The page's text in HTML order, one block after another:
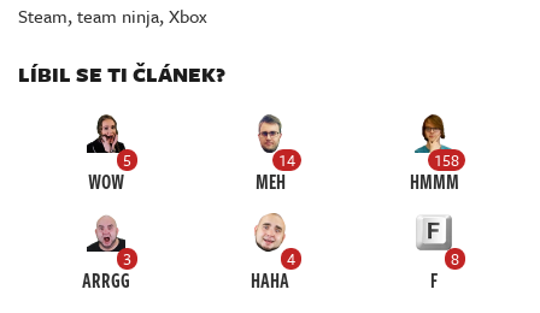
Steam,team ninja,Xbox
LÍBIL SE TI ČLÁNEK?
5
WOW
14
MEH
158
HMMM
3
ARRGG
4
HAHA
8
F